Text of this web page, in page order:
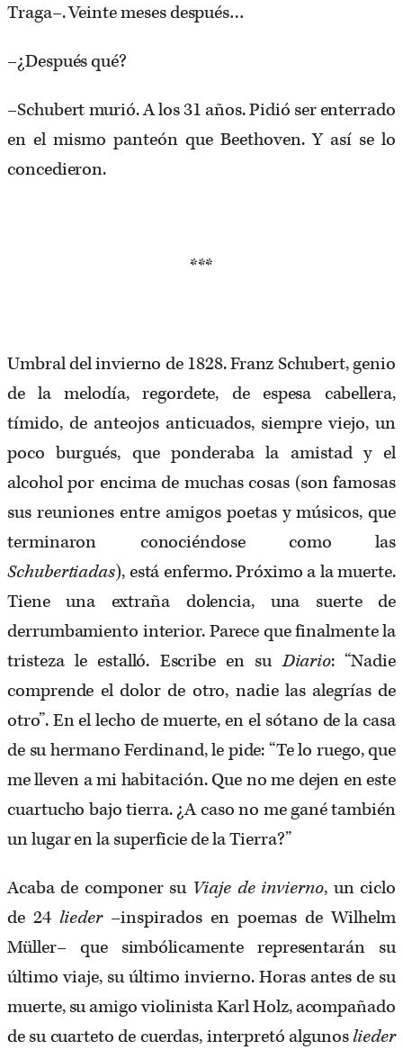
Traga–. Veinte meses después…
–¿Después qué?
–Schubert murió. A los 31 años. Pidió ser enterrado
en el mismo panteón que Beethoven. Y así se lo
concedieron.
***
Umbral del invierno de 1828. Franz Schubert, genio
de la melodía, regordete, de espesa cabellera,
tímido, de anteojos anticuados, siempre viejo, un
poco burgués, que ponderaba la amistad y el
alcohol por encima de muchas cosas (son famosas
sus reuniones entre amigos poetas y músicos, que
terminaron conociéndose como las
Schubertiadas), está enfermo. Próximo a la muerte.
Tiene una extraña dolencia, una suerte de
derrumbamiento interior. Parece que finalmente la
tristeza le estalló. Escribe en suDiario: “Nadie
comprende el dolor de otro, nadie las alegrías de
otro”. En el lecho de muerte, en el sótano de la casa
de su hermano Ferdinand, le pide: “Te lo ruego, que
me lleven a mi habitación. Que no me dejen en este
cuartucho bajo tierra. ¿A caso no me gané también
un lugar en la superficie de la Tierra?”
Acaba de componer su Viaje de invierno, un ciclo
de 24 lieder–inspirados en poemas de Wilhelm
Müller– que simbólicamente representarán su
último viaje, su último invierno. Horas antes de su
muerte, su amigo violinista Karl Holz, acompañado
de su cuarteto de cuerdas, interpretó algunoslieder